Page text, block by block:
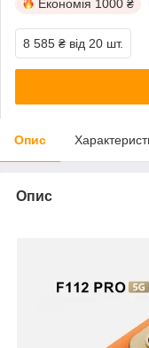
Економія 1000 ₴
8 585 ₴ від 20 шт.
Опис
Опис